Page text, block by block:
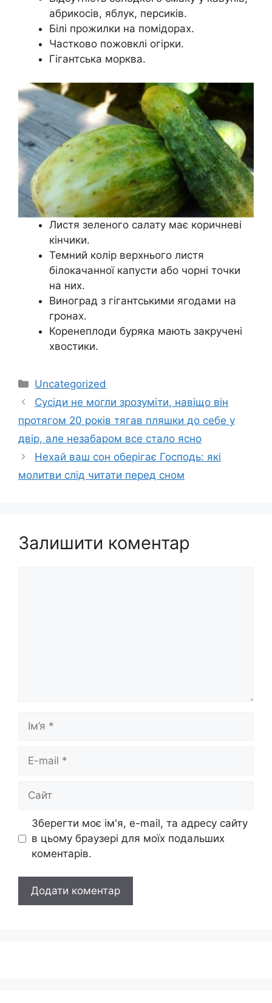
абрикосів, яблук, персиків.
Білі прожилки на помідорах.
Частково пожовклі огірки.
Гігантська морква.
Листя зеленого салату має коричневі
кінчики.
Темний колір верхнього листя
білокачанної капусти або чорні точки
на них.
Виноград з гігантськими ягодами на
гронах.
Коренеплоди буряка мають закручені
хвостики.
Категорії
Uncategorized
Сусіди не могли зрозуміти, навіщо він
протягом 20 років тягав пляшки до себе у
двір, але незабаром все стало ясно
Нехай ваш сон оберігає Господь: які
молитви слід читати перед сном
Залишити коментар
mail
Зберегти моє ім'я, e-mail, та адресу сайту
в цьому браузері для моїх подальших
коментарів.